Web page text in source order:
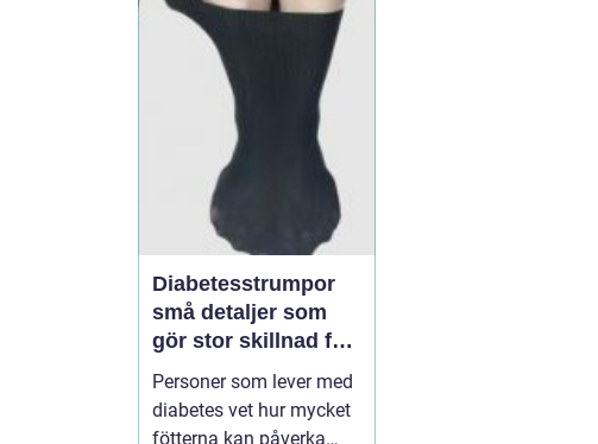
här tiden på ett sätt som
håller längre än
mobilbilder. Ett
fotavt...
Diabetesstrumpor
små detaljer som
gör stor skillnad för
känsliga fötter
Personer som lever med
diabetes vet hur mycket
fötterna kan påverka